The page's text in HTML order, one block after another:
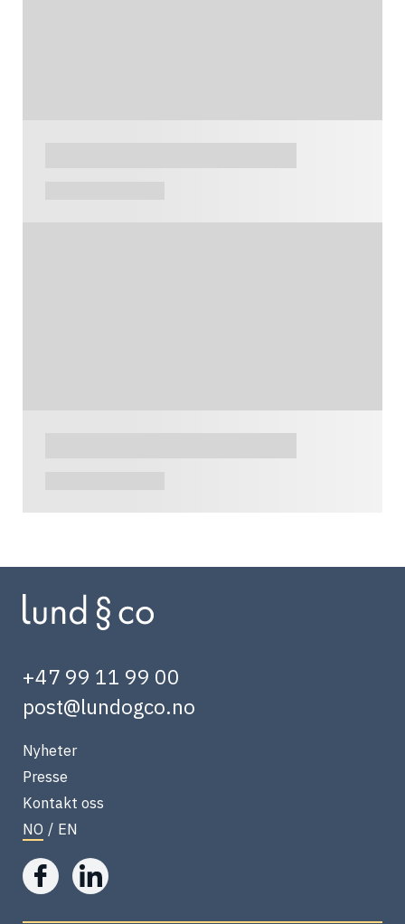
+47 99 11 99 00
post@lundogco.no
Nyheter
Presse
Kontakt oss
NO / EN